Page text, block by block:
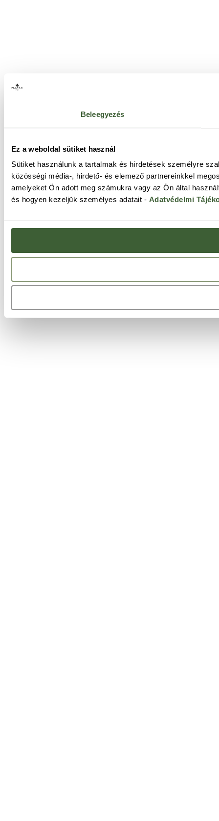
Beleegyezés
Ez a weboldal sütiket használ
Sütiket használunk a tartalmak és hirdetések személyre
közösségi média-, hirdető- és elemező partnereinkkel
amelyeket Ön adott meg számukra vagy az Ön által
és hogyen kezeljük személyes adatait - Adatvédelmi